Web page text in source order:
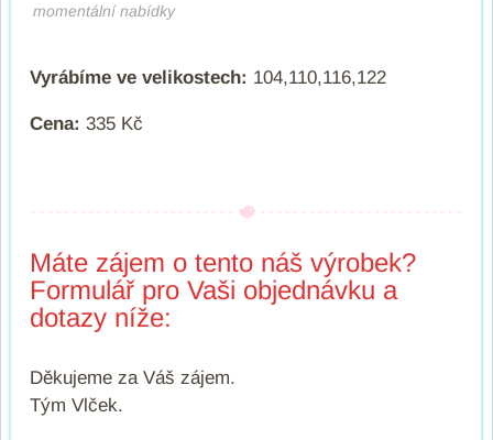
momentální nabídky
Vyrábíme ve velikostech: 104,110,116,122
Cena: 335 Kč
Máte zájem o tento náš výrobek?
Formulář pro Vaši objednávku a
dotazy níže:
Děkujeme za Váš zájem.
Tým Vlček.